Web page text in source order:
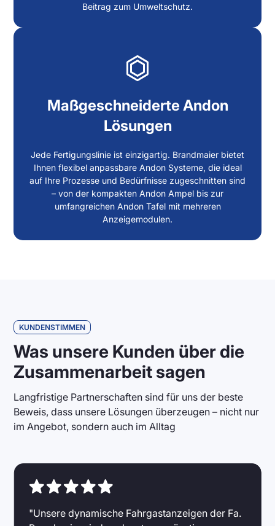
Beitrag zum Umweltschutz.
Maßgeschneiderte Andon
Lösungen
Jede Fertigungslinie ist einzigartig. Brandmaier bietet
Ihnen flexibel anpassbare Andon Systeme, die ideal
auf Ihre Prozesse und Bedürfnisse zugeschnitten sind
– von der kompakten Andon Ampel bis zur
umfangreichen Andon Tafel mit mehreren
Anzeigemodulen.
KUNDENSTIMMEN
Was unsere Kunden über die
Zusammenarbeit sagen
Langfristige Partnerschaften sind für uns der beste
Beweis, dass unsere Lösungen überzeugen – nicht nur
im Angebot, sondern auch im Alltag
"Unsere dynamische Fahrgastanzeigen der Fa.